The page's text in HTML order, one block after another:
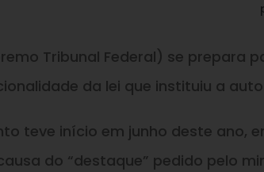
Tribunal Federal) se
da lei que instituiu a
teve início em junho deste ano,
do “destaque” pedido pelo